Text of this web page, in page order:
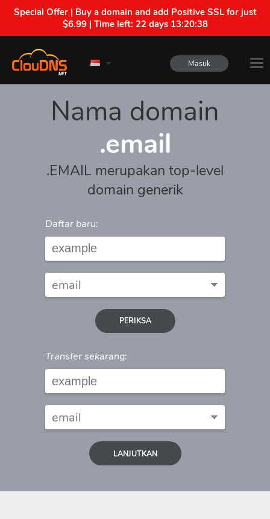
Special Offer | Buy a domain and add Positive SSL for just
$6.99 | Time left: 22 days 13:20:38
Masuk
Nama domain
.email
.EMAIL merupakan top-level
domain generik
Daftar baru:
PERIKSA
Transfer sekarang:
LANJUTKAN